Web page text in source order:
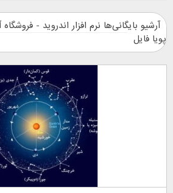
آرشیو بایگانی‌ها نرم افزار اندروید - فروشگاه
پویا فایل